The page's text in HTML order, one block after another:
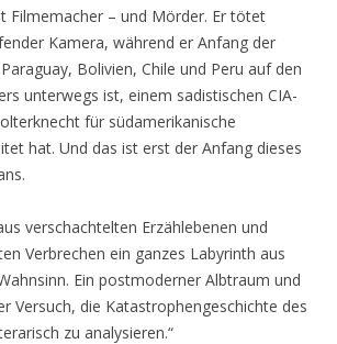
Filmemacher – und Mörder. Er tötet
Kamera, während er Anfang der
Bolivien, Chile und Peru auf den
unterwegs ist, einem sadistischen CIA-
für südamerikanische
hat. Und das ist erst der Anfang dieses
verschachtelten Erzählebenen und
Verbrechen ein ganzes Labyrinth aus
Ein postmoderner Albtraum und
Versuch, die Katastrophengeschichte des
zu analysieren.“